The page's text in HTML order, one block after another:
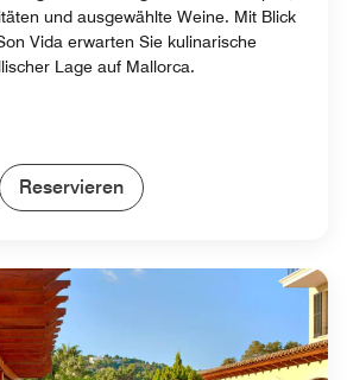
und ausgewählte Weine. Mit Blick
Vida erwarten Sie kulinarische
Lage auf Mallorca.
Reservieren